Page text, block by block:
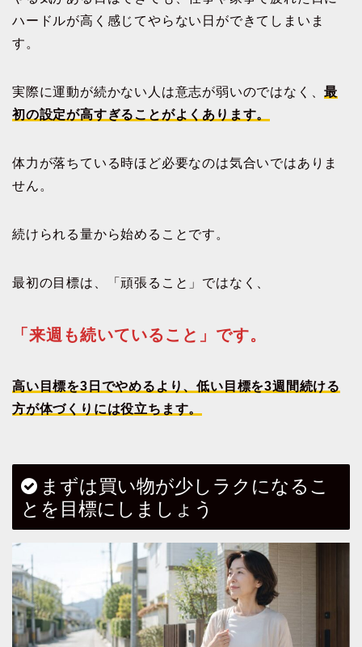
ハードルが高く感じてやらない日ができてしまいま
す。
実際に運動が続かない人は意志が弱いのではなく、最
初の設定が高すぎることがよくあります。
体力が落ちている時ほど必要なのは気合いではありま
せん。
続けられる量から始めることです。
最初の目標は、「頑張ること」ではなく、
「来週も続いていること」です。
高い目標を3日でやめるより、低い目標を3週間続ける
方が体づくりには役立ちます。
まずは買い物が少しラクになるこ
とを目標にしましょう